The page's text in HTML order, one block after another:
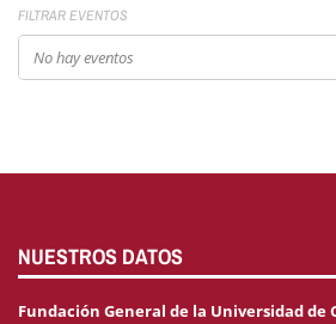
FILTRAR EVENTOS
No hay eventos
NUESTROS DATOS
Fundación General de la Universidad de